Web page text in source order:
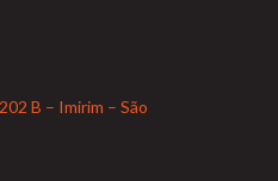
B – Imirim – São